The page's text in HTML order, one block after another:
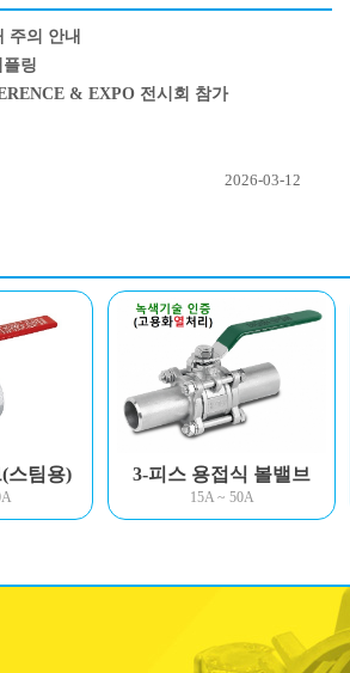
주의 안내
링
& EXPO 전시회 참가
2026-03-12
스팀용) 3-피스 용접식 볼밸브
15A ~ 50A